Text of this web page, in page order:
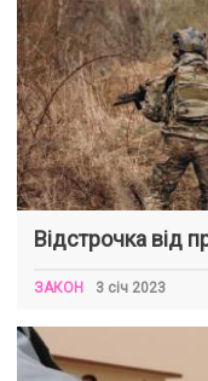
Відстрочка від
ЗАКОН 3 січ 2023